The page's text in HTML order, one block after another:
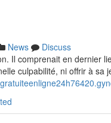
News
Discuss
Il comprenait en dernier
culpabilité, ni offrir à sa